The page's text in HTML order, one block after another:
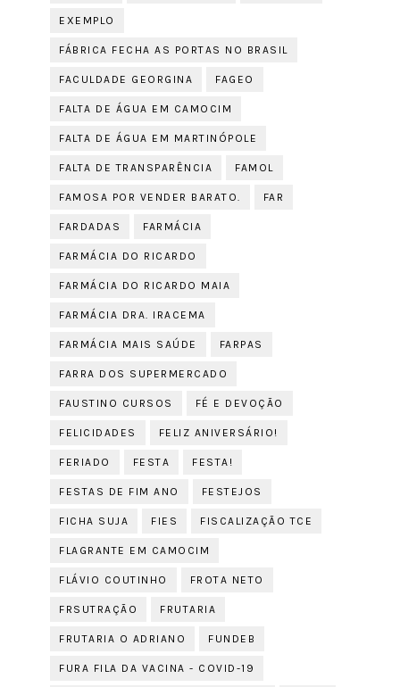
EXEMPLO
FÁBRICA FECHA AS PORTAS NO BRASIL
FACULDADE GEORGINA FAGEO
FALTA DE ÁGUA EM CAMOCIM
FALTA DE ÁGUA EM MARTINÓPOLE
FALTA DE TRANSPARÊNCIA FAMOL
FAMOSA POR VENDER BARATO. FAR
FARDADAS FARMÁCIA
FARMÁCIA DO RICARDO
FARMÁCIA DO RICARDO MAIA
FARMÁCIA DRA. IRACEMA
FARMÁCIA MAIS SAÚDE FARPAS
FARRA DOS SUPERMERCADO
FAUSTINO CURSOS FÉ E DEVOÇÃO
FELICIDADES FELIZ ANIVERSÁRIO!
FERIADO FESTA FESTA!
FESTAS DE FIM ANO FESTEJOS
FICHA SUJA FIES FISCALIZAÇÃO TCE
FLAGRANTE EM CAMOCIM
FLÁVIO COUTINHO FROTA NETO
FRSUTRAÇÃO FRUTARIA
FRUTARIA O ADRIANO FUNDEB
FURA FILA DA VACINA - COVID-19